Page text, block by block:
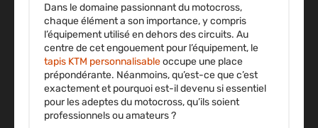
Dans le domaine passionnant du motocross,
chaque élément a son importance, y compris
l’équipement utilisé en dehors des circuits. Au
centre de cet engouement pour l’équipement, le
tapis KTM personnalisableoccupe une place
prépondérante. Néanmoins, qu’est-ce que c’est
exactement et pourquoi est-il devenu si essentiel
pour les adeptes du motocross, qu’ils soient
professionnels ou amateurs ?